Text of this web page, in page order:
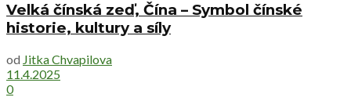
Velká čínská zeď, Čína – Symbol čínské
historie, kultury a síly
od Jitka Chvapilova
11.4.2025
0